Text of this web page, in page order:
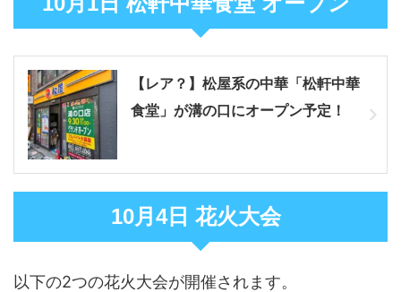
【レア？】松屋系の中華「松軒中華
食堂」が溝の口にオープン予定！
10月4日 花火大会
以下の2つの花火大会が開催されます。